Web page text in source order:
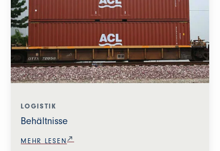
LOGISTIK
Behältnisse
MEHR LESEN